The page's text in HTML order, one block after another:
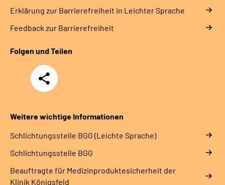
Erklärung zur Barrierefreiheit in Leichter Sprache
Feedback zur Barrierefreiheit
Folgen und Teilen
Teilen
Weitere wichtige Informationen
Schlich­tungs­stel­le BGG (Leichte Sprache)
Schlich­tungs­stel­le BGG
Beauftragte für Medizinproduktesicherheit der
Klinik Königsfeld